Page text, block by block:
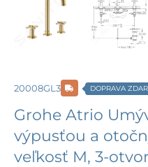
20008GL3 DOPRAVA
Grohe Atrio
výpusťou a
veľkosť M, 3-